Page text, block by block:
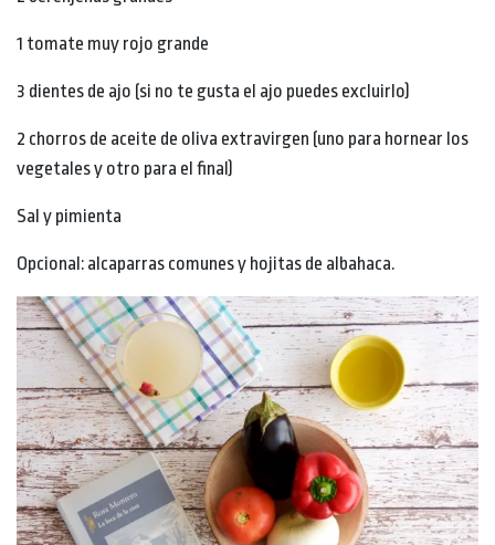
1 tomate muy rojo grande
3 dientes de ajo (si no te gusta el ajo puedes excluirlo)
2 chorros de aceite de oliva extravirgen (uno para hornear los
vegetales y otro para el final)
Sal y pimienta
Opcional: alcaparras comunes y hojitas de albahaca.